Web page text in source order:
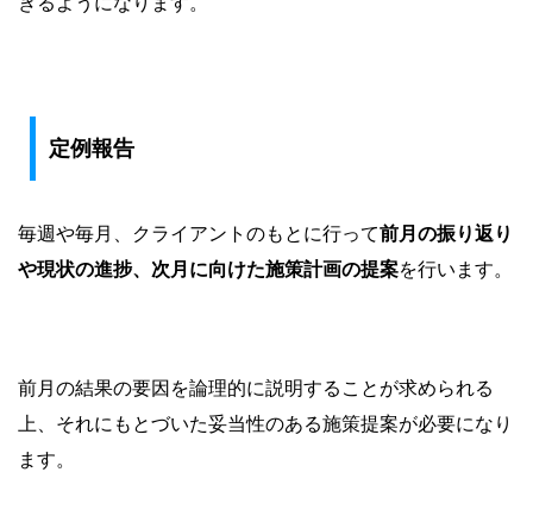
定例報告
毎週や毎月、クライアントのもとに行って前月の振り返り
や現状の進捗、次月に向けた施策計画の提案を行います。
前月の結果の要因を論理的に説明することが求められる
上、それにもとづいた妥当性のある施策提案が必要になり
ます。